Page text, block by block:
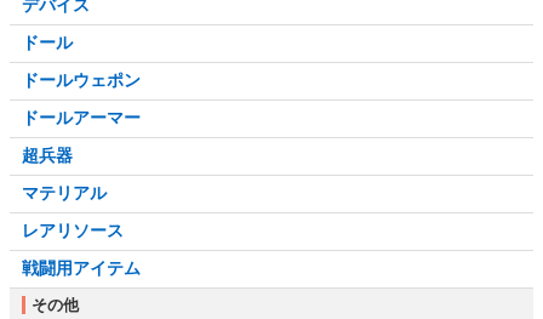
デバイス
ドール
ドールウェポン
ドールアーマー
超兵器
マテリアル
レアリソース
戦闘用アイテム
その他